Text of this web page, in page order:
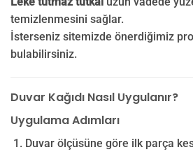
temizlenmesini sağlar.
İsterseniz sitemizde önerdiğimiz
bulabilirsiniz.
Duvar Kağıdı Nasıl Uygulanır?
Uygulama Adımları
Duvar ölçüsüne göre ilk parça